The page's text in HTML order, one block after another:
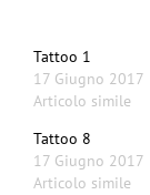
Tattoo 1
17 Giugno 2017
Articolo simile
Tattoo 8
17 Giugno 2017
Articolo simile